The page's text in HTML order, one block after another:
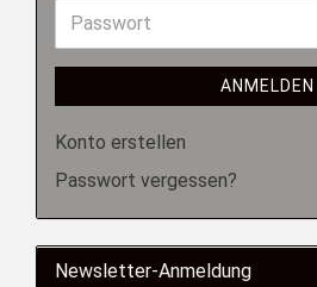
ANMELDEN
Konto erstellen
Passwort vergessen?
Newsletter-Anmeldung